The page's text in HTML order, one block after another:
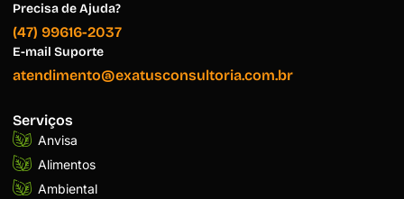
Precisa de Ajuda?
(47) 99616-2037
E-mail Suporte
atendimento@exatusconsultoria.com.br
Serviços
Anvisa
Alimentos
Ambiental